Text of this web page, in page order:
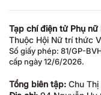
Tạp chí điện tử Phụ nữ
Thuộc Hội Nữ trí thức
Số giấy phép: 81/GP-
cấp ngày 12/6/2026.
Tổng biên tập: Chu Thị